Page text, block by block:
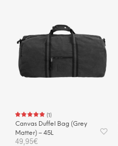
(1)
Canvas Duffel Bag (Grey
Matter) – 45L
49,95€